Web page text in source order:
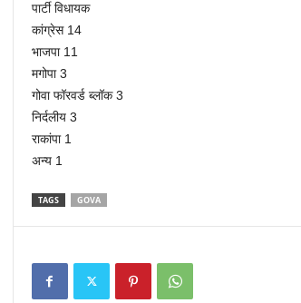
पार्टी विधायक
कांग्रेस 14
भाजपा 11
मगोपा 3
गोवा फॉरवर्ड ब्लॉक 3
निर्दलीय 3
राकांपा 1
अन्य 1
TAGS GOVA